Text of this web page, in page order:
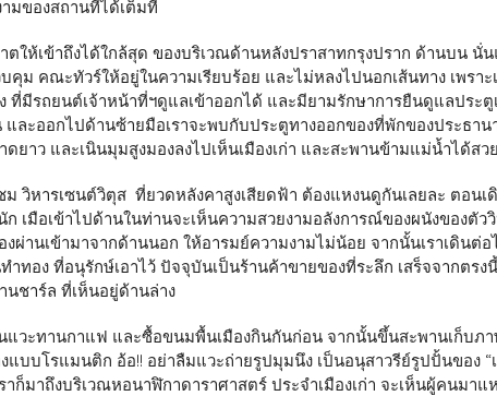
มของสถานที่ได้เต็มที่
ห้เข้าถึงได้ใกล้สุด ของบริเวณด้านหลังปราสาทกรุงปราก ด้านบน นั่
คณะทัวร์ให้อยู่ในความเรียบร้อย และไม่หลงไปนอกเส้นทาง เพรา
ที่มีรถยนต์เจ้าหน้าที่ฯดูแลเข้าออกได้ และมียามรักษาการยืนดูแลประ
และออกไปด้านซ้ายมือเราจะพบกับประตูทางออกของที่พักของประธ
าว และเนินมุมสูงมองลงไปเห็นเมืองเก่า และสะพานข้ามแม่น้ำได้สว
ม วิหารเซนต์วิตุส ที่ยวดหลังคาสูงเสียดฟ้า ต้องแหงนดูกันเลยละ ตอน
เมือเข้าไปด้านในท่านจะเห็นความสวยงามอลังการณ์ของผนังของตั
ผ่านเข้ามาจากด้านนอก ให้อารมย์ความงามไม่น้อย จากนั้นเราเดินต่
ง ที่อนุรักษ์เอาไว้ ปัจจุบันเป็นร้านค้าขายของที่ระลึก เสร็จจากตรง
นชาร์ล ที่เห็นอยู่ด้านล่าง
แวะทานกาแฟ และซื้อขนมพื้นเมืองกินกันก่อน จากนั้นขึ้นสะพานเก็บภ
บบโรแมนติก อ้อ!! อย่าลืมแวะถ่ายรูปมุมนึง เป็นอนุสาวรีย์รูปปั้นของ “
ก็มาถึงบริเวณหอนาฬิกาดาราศาสตร์ ประจำเมืองเก่า จะเห็นผู้คนม